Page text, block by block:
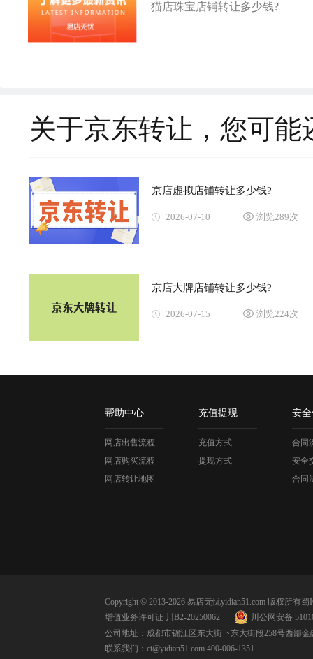
猫店珠宝店铺转让多少钱?
关于京东转让，您可能
京店虚拟店铺转让多少钱?
2026-07-10 浏览289次
京店大牌店铺转让多少钱?
2026-07-15 浏览224次
帮助中心
网店出售流程
网店购买流程
网店转让地图
充值提现
充值方式
提现方式
安
合同
安全
合同
Copyright © 2013-2026 易店无忧yidian51.com 版权所有蜀
增值业务许可证 川B2-20250062
川公网安备
公司地址：成都市锦江区东大街下东大街段258号西部金
联系我们： ct@yidian51.com 400-006-1351